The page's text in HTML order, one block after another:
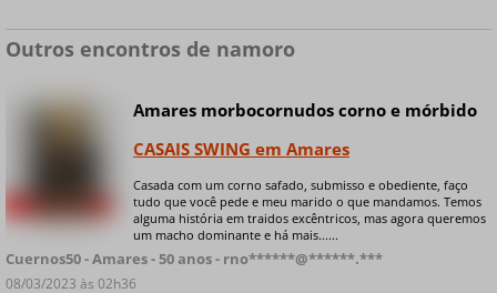
Outros encontros de namoro
+ 5 fotos privadas
Amares morbocornudos corno e mórbido
CASAIS SWING em Amares
Casada com um corno safado, submisso e obediente, faço
tudo que você pede e meu marido o que mandamos. Temos
alguma história em traidos excêntricos, mas agora queremos
um macho dominante e há mais......
Cuernos50 - Amares - 50 anos - rno******@******.***
08/03/2023 às 02h36